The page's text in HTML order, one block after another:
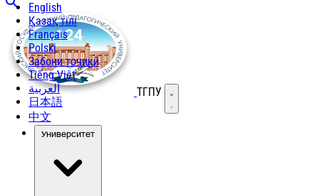
English
Қазақ тілі
Français
Polski
Забони тоҷикӣ
Tiếng Việt
العربية
日本語
中文
ТГПУ Открыть меню
Университет